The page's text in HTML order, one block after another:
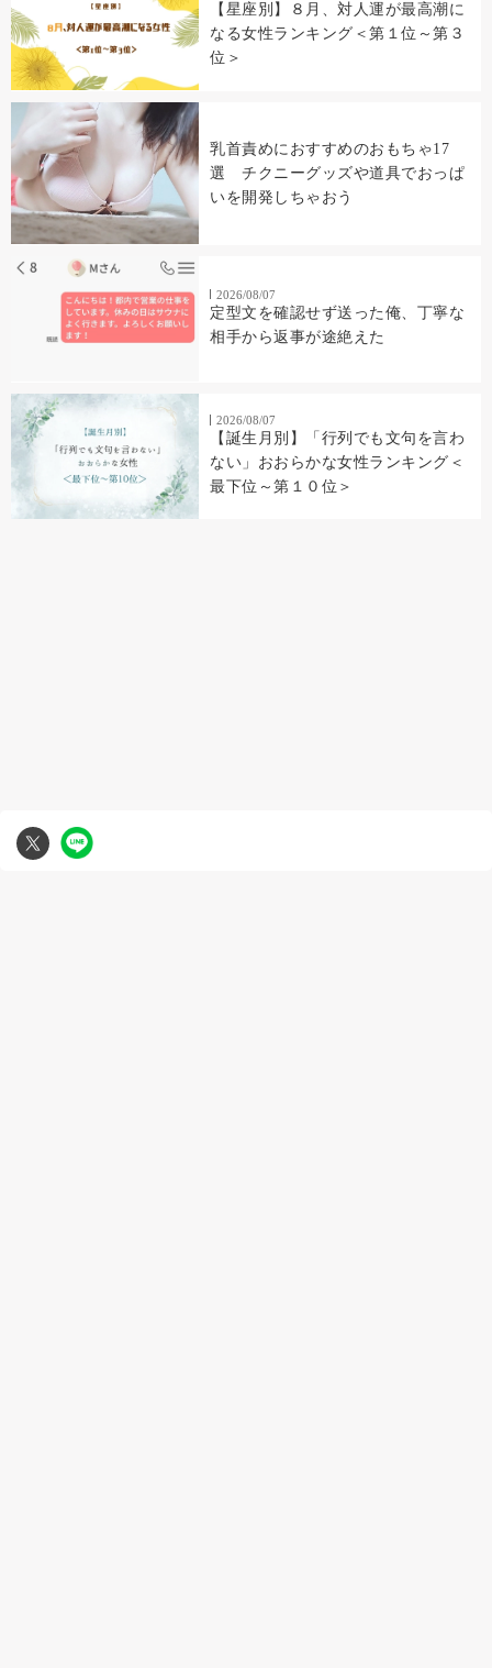
【星座別】８月、対人運が最高潮に
なる女性ランキング＜第１位～第３
位＞
乳首責めにおすすめのおもちゃ17
選 チクニーグッズや道具でおっぱ
いを開発しちゃおう
2026/08/07
定型文を確認せず送った俺、丁寧な
相手から返事が途絶えた
2026/08/07
【誕生月別】「行列でも文句を言わ
ない」おおらかな女性ランキング＜
最下位～第１０位＞